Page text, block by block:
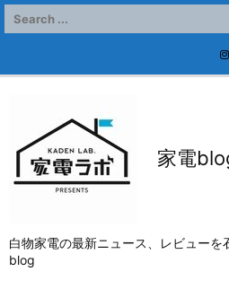
家電
白物家電の最新ニュース、レビュー
blog